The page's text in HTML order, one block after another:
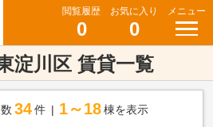
閲覧履歴
0
お気に入り
0
メニュー
淀川区 賃貸一覧
34 件 1～18 棟を表示